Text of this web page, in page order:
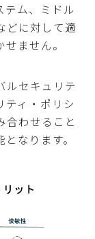
テム、ミドル
どに対して適
ません。
ルセキュリテ
ティ・ポリシ
合わせること
なります。